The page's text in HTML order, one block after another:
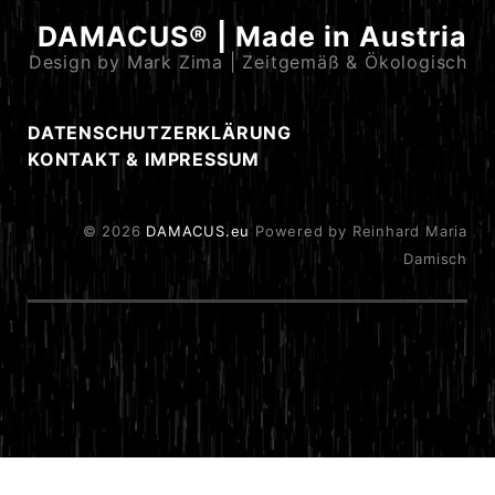
DAMACUS® | Made in Austria
Design by Mark Zima | Zeitgemäß & Ökologisch
DATENSCHUTZERKLÄRUNG
KONTAKT & IMPRESSUM
© 2026 DAMACUS.eu Powered by Reinhard Maria
Damisch